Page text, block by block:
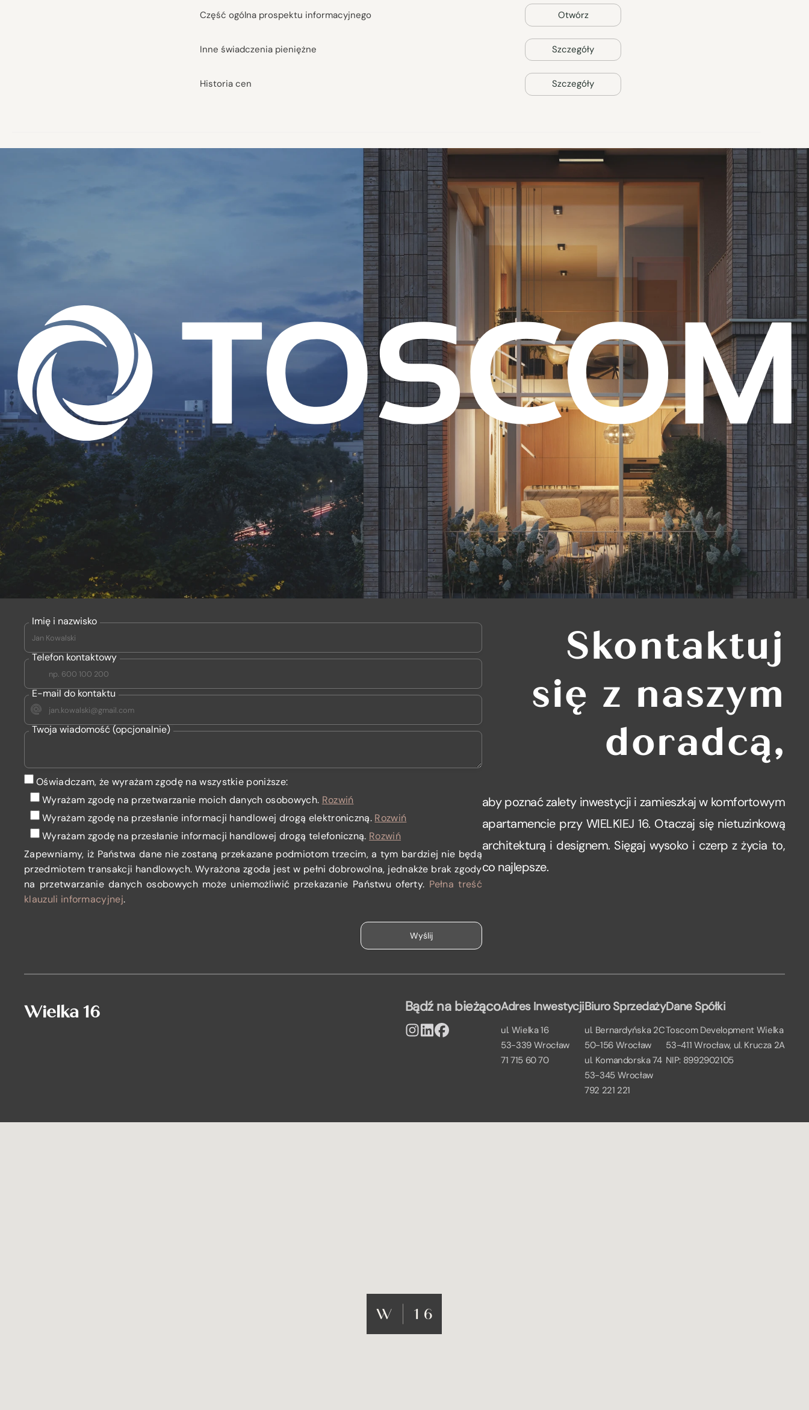
Część ogólna prospektu informacyjnego Otwórz
Inne świadczenia pieniężne Szczegóły
Historia cen Szczegóły
Imię i nazwisko
Telefon kontaktowy
E-mail do kontaktu
Twoja wiadomość (opcjonalnie)
Oświadczam, że wyrażam zgodę na wszystkie poniższe:
Wyrażam zgodę na przetwarzanie moich danych osobowych. Rozwiń
Wyrażam zgodę na przesłanie informacji handlowej drogą elektroniczną. Rozwiń
Wyrażam zgodę na przesłanie informacji handlowej drogą telefoniczną. Rozwiń
Zapewniamy, iż Państwa dane nie zostaną przekazane podmiotom trzecim, a tym bardziej nie będą
przedmiotem transakcji handlowych. Wyrażona zgoda jest w pełni dobrowolna, jednakże brak zgody
na przetwarzanie danych osobowych może uniemożliwić przekazanie Państwu oferty. Pełna treść
klauzuli informacyjnej.
Skontaktuj
się z naszym
doradcą,
aby poznać zalety inwestycji i zamieszkaj w komfortowym
apartamencie przy WIELKIEJ 16. Otaczaj się nietuzinkową
architekturą i designem. Sięgaj wysoko i czerp z życia to,
co najlepsze.
Wielka 16 Bądź na bieżącoAdres Inwestycji
ul. Wielka 16
53-339 Wrocław
71 715 60 70
Biuro Sprzedaży
ul. Bernardyńska 2C
50-156 Wrocław
ul. Komandorska 74
53-345 Wrocław
792 221 221
Dane Spółki
Toscom Development Wielka
53-411 Wrocław, ul. Krucza 2A
NIP: 8992902105